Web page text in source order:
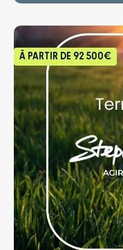
À PARTIR DE 92 500€